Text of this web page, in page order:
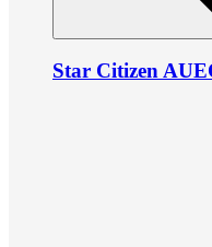
Star Citizen